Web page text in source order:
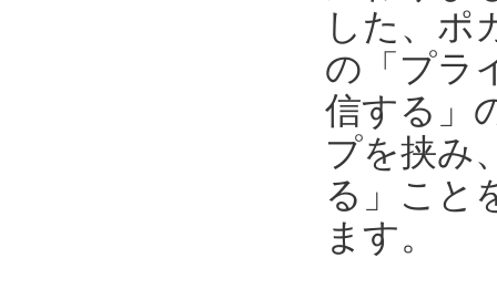
した、ポ
の「プラ
信する」
プを挟み
る」こと
ます。